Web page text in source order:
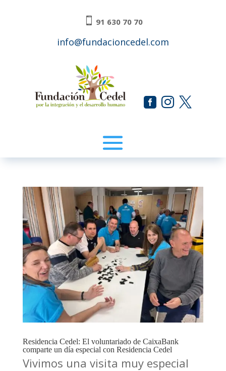
 91 630 70 70
info@fundacioncedel.com
  
Residencia Cedel: El voluntariado de CaixaBank
comparte un día especial con Residencia Cedel
Vivimos una visita muy especial